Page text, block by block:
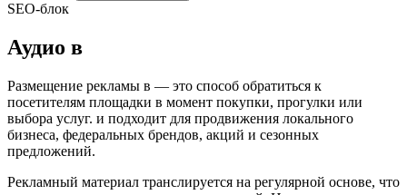
SEO-блок
Аудио в
Размещение рекламы в — это способ обратиться к
посетителям площадки в момент покупки, прогулки или
выбора услуг. и подходит для продвижения локального
бизнеса, федеральных брендов, акций и сезонных
предложений.
Рекламный материал транслируется на регулярной основе, что